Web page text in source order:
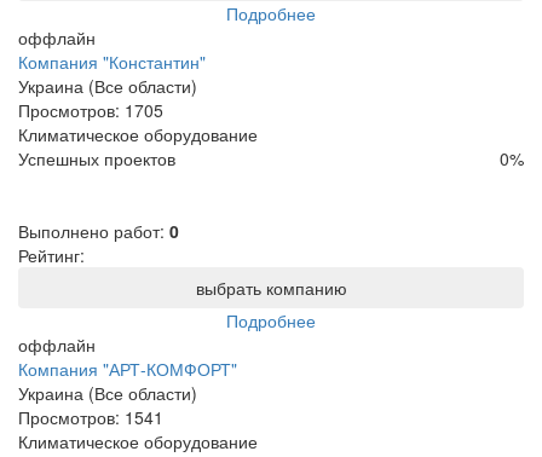
Подробнее
оффлайн
Компания "Константин"
Украина (Все области)
Просмотров: 1705
Климатическое оборудование
Успешных проектов
0%
Выполнено работ: 0
Рейтинг:
выбрать компанию
Подробнее
оффлайн
Компания "АРТ-КОМФОРТ"
Украина (Все области)
Просмотров: 1541
Климатическое оборудование